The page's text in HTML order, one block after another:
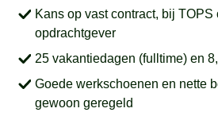
Kans op vast contract, bij TOPS
opdrachtgever
25 vakantiedagen (fulltime) en
Goede werkschoenen en nette
gewoon geregeld